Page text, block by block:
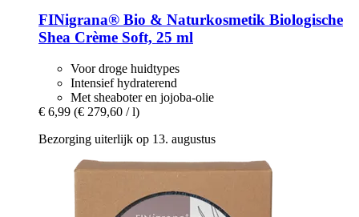
FINigrana® Bio & Naturkosmetik Biologische
Shea Crème Soft, 25 ml
Voor droge huidtypes
Intensief hydraterend
Met sheaboter en jojoba-olie
€ 6,99 (€ 279,60 / l)
Bezorging uiterlijk op 13. augustus